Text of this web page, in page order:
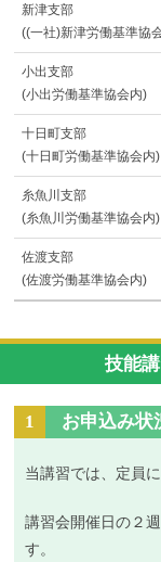
新津支部
((一社)新津労働基準協
小出支部
(小出労働基準協会内)
十日町支部
(十日町労働基準協会内)
糸魚川支部
(糸魚川労働基準協会内)
佐渡支部
(佐渡労働基準協会内)
技能
1 お申込み状
当講習では、定員
講習会開催日の２
す。